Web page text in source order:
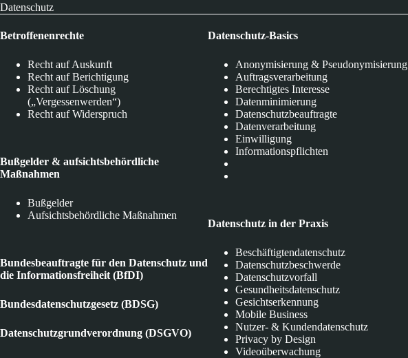
Datenschutz
Betroffenenrechte
Recht auf Auskunft
Recht auf Berichtigung
Recht auf Löschung
(„Vergessenwerden“)
Recht auf Widerspruch
Bußgelder & aufsichtsbehördliche
Maßnahmen
Bußgelder
Aufsichtsbehördliche Maßnahmen
Bundesbeauftragte für den Datenschutz und
die Informationsfreiheit (BfDI)
Bundesdatenschutzgesetz (BDSG)
Datenschutzgrundverordnung (DSGVO)
Datenschutz-Basics
Anonymisierung & Pseudonymisierung
Auftragsverarbeitung
Berechtigtes Interesse
Datenminimierung
Datenschutzbeauftragte
Datenverarbeitung
Einwilligung
Informationspflichten
Datenschutz in der Praxis
Beschäftigtendatenschutz
Datenschutzbeschwerde
Datenschutzvorfall
Gesundheitsdatenschutz
Gesichtserkennung
Mobile Business
Nutzer- & Kundendatenschutz
Privacy by Design
Videoüberwachung